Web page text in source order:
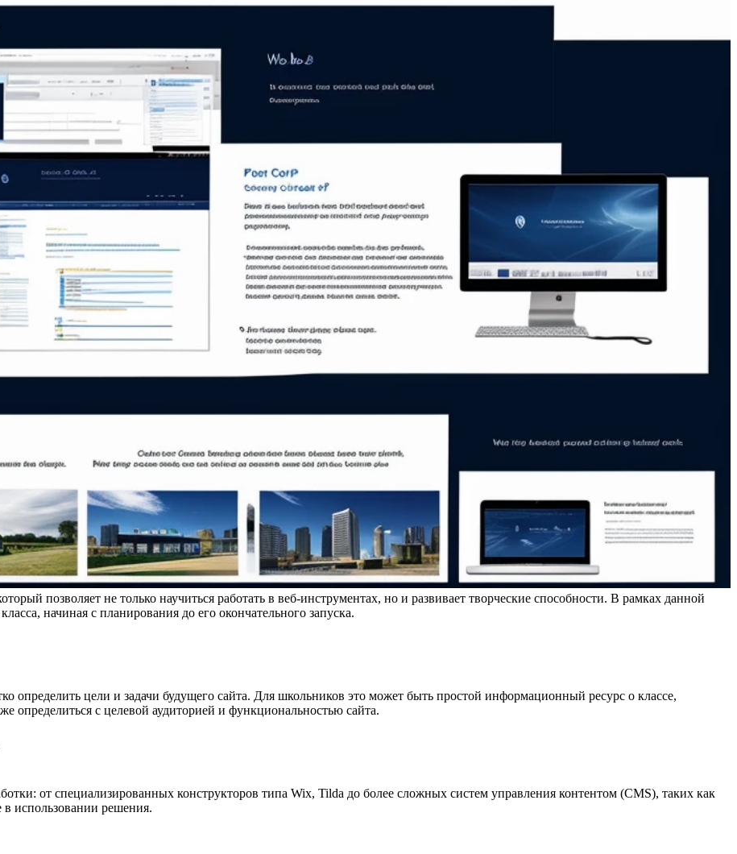
позволяет не только научиться работать в веб-инструментах, но и развивает творческие способности. В рамках данной
начиная с планирования до его окончательного запуска.
определить цели и задачи будущего сайта. Для школьников это может быть простой информационный ресурс о классе,
определиться с целевой аудиторией и функциональностью сайта.
от специализированных конструкторов типа Wix, Tilda до более сложных систем управления контентом (CMS), таких как
в использовании решения.